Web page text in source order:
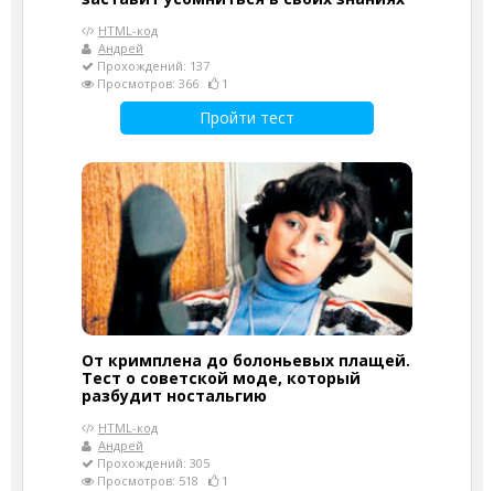
HTML-код
Андрей
Прохождений: 137
Просмотров: 366
1
Пройти тест
От кримплена до болоньевых плащей.
Тест о советской моде, который
разбудит ностальгию
HTML-код
Андрей
Прохождений: 305
Просмотров: 518
1